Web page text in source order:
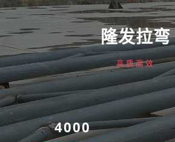
隆发拉弯
高质高效
4000